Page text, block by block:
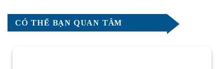
CÓ THỂ BẠN QUAN TÂM